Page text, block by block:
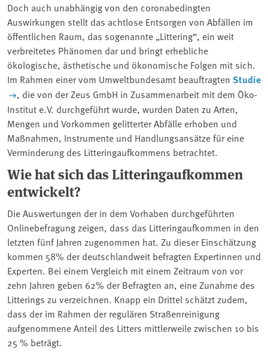
Doch auch unabhängig von den coronabedingten
Auswirkungen stellt das achtlose Entsorgen von Abfällen im
öffentlichen Raum, das sogenannte „Littering“, ein weit
verbreitetes Phänomen dar und bringt erhebliche
ökologische, ästhetische und ökonomische Folgen mit sich.
Im Rahmen einer vom Umweltbundesamt beauftragten Studie
, die von der Zeus GmbH in Zusammenarbeit mit dem Öko-
Institut e.V. durchgeführt wurde, wurden Daten zu Arten,
Mengen und Vorkommen gelitterter Abfälle erhoben und
Maßnahmen, Instrumente und Handlungsansätze für eine
Verminderung des Litteringaufkommens betrachtet.
Wie hat sich das Litteringaufkommen
entwickelt?
Die Auswertungen der in dem Vorhaben durchgeführten
Onlinebefragung zeigen, dass das Litteringaufkommen in den
letzten fünf Jahren zugenommen hat. Zu dieser Einschätzung
kommen 58% der deutschlandweit befragten Expertinnen und
Experten. Bei einem Vergleich mit einem Zeitraum von vor
zehn Jahren geben 62% der Befragten an, eine Zunahme des
Litterings zu verzeichnen. Knapp ein Drittel schätzt zudem,
dass der im Rahmen der regulären Straßenreinigung
aufgenommene Anteil des Litters mittlerweile zwischen 10 bis
25 % beträgt.